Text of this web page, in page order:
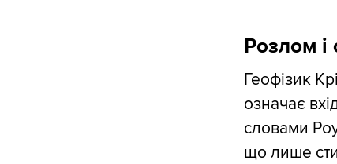
Розлом і
Геофізик
означає
словами
що лише